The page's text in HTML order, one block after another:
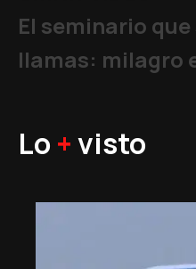
El seminario
llamas: milagro
Lo +visto